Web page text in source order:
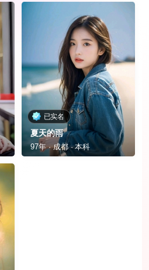
已实名
夏天的雨
97年 · 成都 · 本科